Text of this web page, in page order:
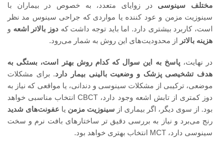
مختلف سینوسی در زوایای متعدد، به خصوص در بیماران با
سینوزیت مزمن و عود کننده یا مواردی که جراحی سینوس مد نظر
است، کاربرد بیشتری دارد. اما باید توجه داشت که دوز بالاتر اشعه و
هزینه بالاتر از محدودیت‌های این روش به شمار می‌رود.
در نهایت،پاسخ به این سوال که کدام روش بهتر است، بستگی به
هدف تشخیصی پزشک و وضعیت بالینی بیمار دارد. برای مشکلات
موضعی، ترکیبی از مشکلات سینوسی و دندانی، یا مواقعی که نیاز به
دوز کمتری از تابش اشعه وجود دارد، CBCT انتخاب مناسبی خواهد
بود. از سوی دیگر، اگر بیماری از سینوزیت مزمن یا عفونت‌های شدید
رنج می‌برد و نیاز به بررسی دقیق تر ساختارهای بافت نرم و سخت
سینوسی دارد، MCT انتخاب بهتری خواهد بود.